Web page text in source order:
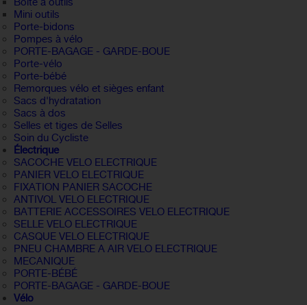
Mini outils
Porte-bidons
Pompes à vélo
PORTE-BAGAGE - GARDE-BOUE
Porte-vélo
Porte-bébé
Remorques vélo et sièges enfant
Sacs d'hydratation
Sacs à dos
Selles et tiges de Selles
Soin du Cycliste
Électrique
SACOCHE VELO ELECTRIQUE
PANIER VELO ELECTRIQUE
FIXATION PANIER SACOCHE
ANTIVOL VELO ELECTRIQUE
BATTERIE ACCESSOIRES VELO ELECTRIQUE
SELLE VELO ELECTRIQUE
CASQUE VELO ELECTRIQUE
PNEU CHAMBRE A AIR VELO ELECTRIQUE
MECANIQUE
PORTE-BÉBÉ
PORTE-BAGAGE - GARDE-BOUE
Vélo